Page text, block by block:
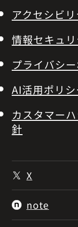
アクセシビ
情報セキュ
プライバシ
AI活用ポリシ
カスタマー
針
X
note